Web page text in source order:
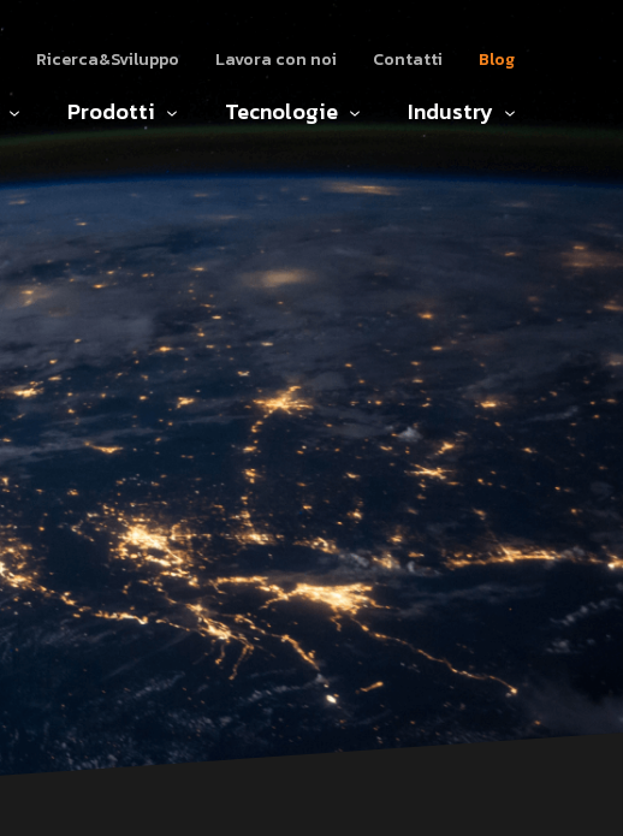
Prodotti Tecnologie Industry
Ricerca&Sviluppo Lavora con noi Contatti Blog